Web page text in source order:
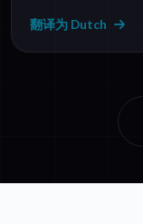
翻译为 Dutch